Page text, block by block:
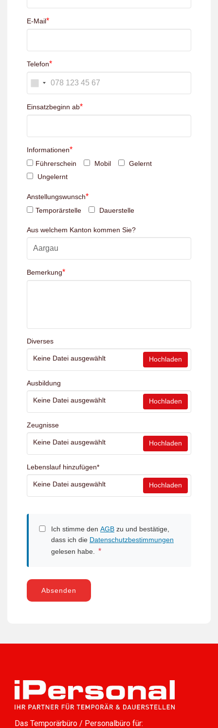
E-Mail*
Telefon*
Einsatzbeginn ab*
Informationen*
Führerschein Mobil
Gelernt
Ungelernt
Anstellungswunsch*
Temporärstelle Dauerstelle
Aus welchem Kanton kommen Sie?
Bemerkung*
Diverses
Keine Datei ausgewählt Hochladen
Ausbildung
Keine Datei ausgewählt Hochladen
Zeugnisse
Keine Datei ausgewählt Hochladen
Lebenslauf hinzufügen*
Keine Datei ausgewählt Hochladen
Ich stimme den AGB zu und bestätige,
dass ich die Datenschutzbestimmungen
gelesen habe.
*
Absenden
Das Temporärbüro / Personalbüro für: